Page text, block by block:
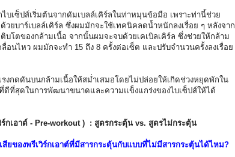
ซ็ปส์เริ่มต้นจากดัมเบลล์เคิร์ลในท่าหมุนข้อมือ เพราะท่านี้ช่วย
ยบาร์เบลล์เคิร์ล ซึ่งผมมักจะใช้เทคนิคลดน้ำหนักลงเรื่อย ๆ หลังจาก
บโตของกล้ามเนื้อ จากนั้นผมจะจบด้วยเคเบิลเคิร์ล ซึ่งช่วยให้กล้าม
อนไหว ผมมักจะทำ 15 ถึง 8 ครั้งต่อเซ็ต และปรับจำนวนครั้งลงเรื่อย
ดดันบนกล้ามเนื้อให้สม่ำเสมอโดยไม่ปล่อยให้เกิดช่วงหยุดพักใน
ดีที่สุดในการพัฒนาขนาดและความแข็งแกร่งของไบเซ็ปส์ให้ได้
กเอาต์ - Pre-workout ) : สูตรกระตุ้น vs. สูตรไม่กระตุ้น
ยของพรีเวิร์กเอาต์ที่มีสารกระตุ้นกับแบบที่ไม่มีสารกระตุ้นได้ไหม?